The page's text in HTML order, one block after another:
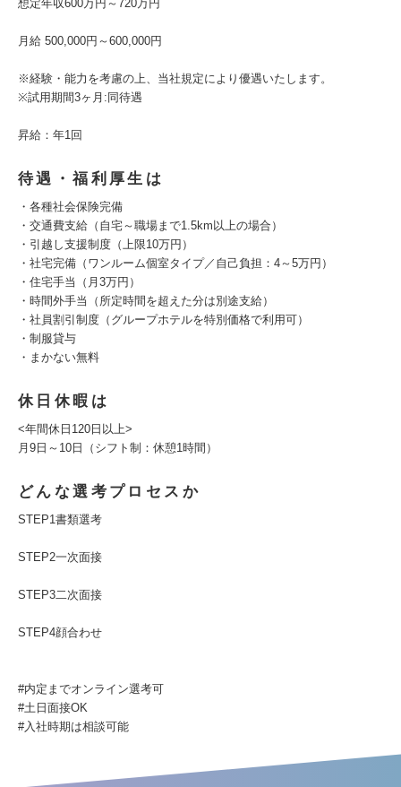
想定年収600万円～720万円
月給 500,000円～600,000円
※経験・能力を考慮の上、当社規定により優遇いたします。
※試用期間3ヶ月:同待遇
昇給：年1回
待遇・福利厚生は
・各種社会保険完備
・交通費支給（自宅～職場まで1.5km以上の場合）
・引越し支援制度（上限10万円）
・社宅完備（ワンルーム個室タイプ／自己負担：4～5万円）
・住宅手当（月3万円）
・時間外手当（所定時間を超えた分は別途支給）
・社員割引制度（グループホテルを特別価格で利用可）
・制服貸与
・まかない無料
休日休暇は
<年間休日120日以上>
月9日～10日（シフト制：休憩1時間）
どんな選考プロセスか
STEP1書類選考
STEP2一次面接
STEP3二次面接
STEP4顔合わせ
#内定までオンライン選考可
#土日面接OK
#入社時期は相談可能